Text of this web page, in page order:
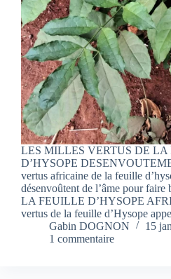
LES MILLES VERTUS DE LA
D’HYSOPE
vertus africaine de la feuille
désenvoûtent de l’âme pour faire
LA FEUILLE D’HYSOPE
vertus de la feuille d’Hysope
Gabin DOGNON
15
1 commentaire